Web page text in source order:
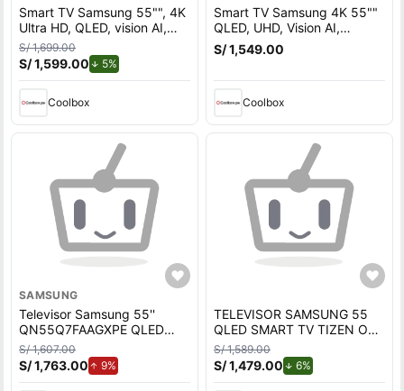
Smart TV Samsung 55"", 4K
Ultra HD, QLED, vision AI,
sistema Tizen integrado,
QN55Q7FAAGXPE, 2025
S/ 1,699.00
S/ 1,599.00 5%
Coolbox
Smart TV Samsung 4K 55""
QLED, UHD, Vision AI,
sistema Tizen integrado,
QN55Q7FAAG 2025
S/ 1,549.00
Coolbox
SAMSUNG
Televisor Samsung 55''
QN55Q7FAAGXPE QLED
Visión AI Smart T
S/ 1,607.00
S/ 1,763.00 9%
TELEVISOR SAMSUNG 55
QLED SMART TV TIZEN OS
4K UHD 2025
QN55Q7FAAGXPE
S/ 1,589.00
S/ 1,479.00 6%de descuento.